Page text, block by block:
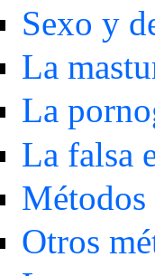
Sexo y
La
La
La falsa
Otros